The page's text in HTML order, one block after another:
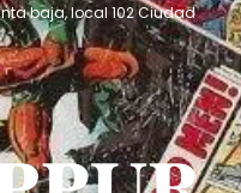
baja, local 102 Ciudad